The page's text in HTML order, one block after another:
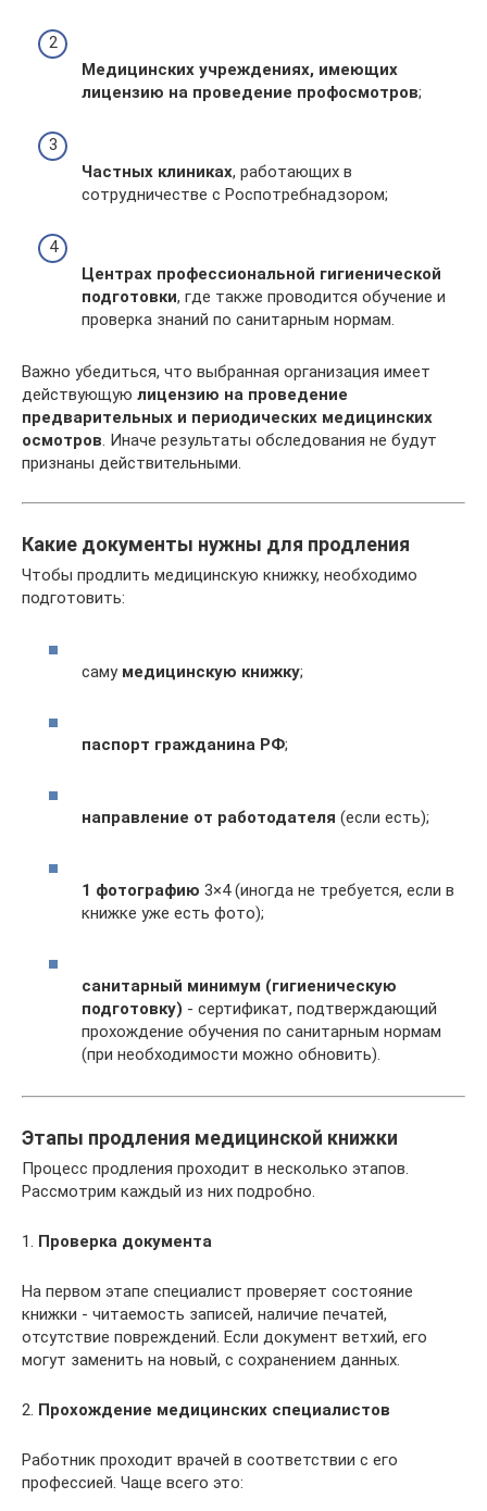
Медицинских учреждениях, имеющих
лицензию на проведение профосмотров;
Частных клиниках, работающих в
сотрудничестве с Роспотребнадзором;
Центрах профессиональной гигиенической
подготовки, где также проводится обучение и
проверка знаний по санитарным нормам.
Важно убедиться, что выбранная организация имеет
действующую лицензию на проведение
предварительных и периодических медицинских
осмотров. Иначе результаты обследования не будут
признаны действительными.
Какие документы нужны для продления
Чтобы продлить медицинскую книжку, необходимо
подготовить:
саму медицинскую книжку;
паспорт гражданина РФ;
направление от работодателя (если есть);
1 фотографию 3×4 (иногда не требуется, если в
книжке уже есть фото);
санитарный минимум (гигиеническую
подготовку) - сертификат, подтверждающий
прохождение обучения по санитарным нормам
(при необходимости можно обновить).
Этапы продления медицинской книжки
Процесс продления проходит в несколько этапов.
Рассмотрим каждый из них подробно.
1. Проверка документа
На первом этапе специалист проверяет состояние
книжки - читаемость записей, наличие печатей,
отсутствие повреждений. Если документ ветхий, его
могут заменить на новый, с сохранением данных.
2. Прохождение медицинских специалистов
Работник проходит врачей в соответствии с его
профессией. Чаще всего это: